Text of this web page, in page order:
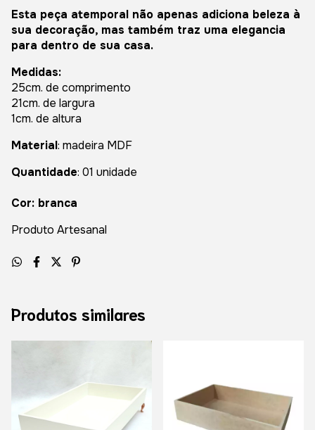
Esta peça atemporal não apenas adiciona beleza à
sua decoração, mas também traz uma elegancia
para dentro de sua casa.
Medidas:
25cm. de comprimento
21cm. de largura
1cm. de altura
Material: madeira MDF
Quantidade: 01 unidade
Cor: branca
Produto Artesanal
Produtos similares